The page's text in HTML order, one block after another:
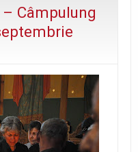
Câmpulung